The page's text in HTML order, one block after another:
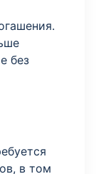
без
в том